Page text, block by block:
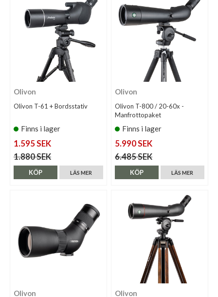
Olivon
Olivon T-61 + Bordsstativ
Finns i lager
1.595 SEK
1.880 SEK
LÄS MER
KÖP
Olivon
Olivon T-800 / 20-60x -
Manfrottopaket
Finns i lager
5.990 SEK
6.485 SEK
LÄS MER
KÖP
Olivon Olivon